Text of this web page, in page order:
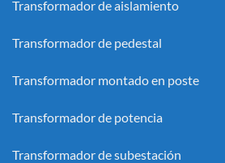
Transformador de aislamiento
Transformador de pedestal
Transformador montado en poste
Transformador de potencia
Transformador de subestación